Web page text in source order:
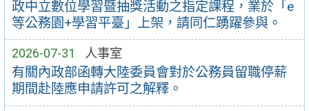
政中立數位學習暨抽獎活動之指定課程，業於「e
等公務園+學習平臺」上架，請同仁踴躍參與。
2026-07-31 人事室
有關內政部函轉大陸委員會對於公務員留職停薪
期間赴陸應申請許可之解釋。